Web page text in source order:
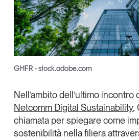
Tutti gli appuntamenti
Chi siamo
Contatti
Tendenze Journal
La nostra newsletter nella tua email
Iscriviti
GHFR - stock.adobe.com
Nell’ambito dell’ultimo incontro
Netcomm Digital Sustainability,
chiamata per spiegare come
sostenibilità nella filiera